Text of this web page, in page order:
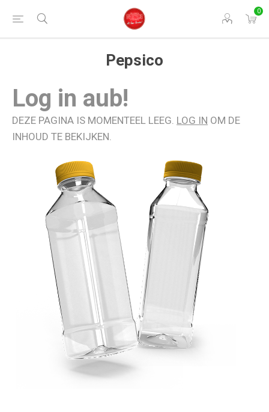
0
Pepsico
Log in aub!
DEZE PAGINA IS MOMENTEEL LEEG. LOG IN OM DE
INHOUD TE BEKIJKEN.